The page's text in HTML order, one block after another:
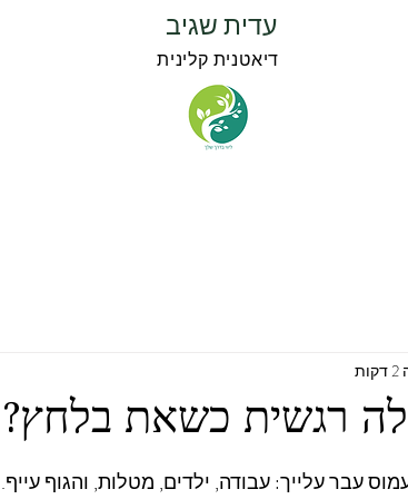
דיאטנית קלינית
רגשית כשאת בלחץ?
עבר עלייך: עבודה, ילדים, מטלות, והגוף עייף.